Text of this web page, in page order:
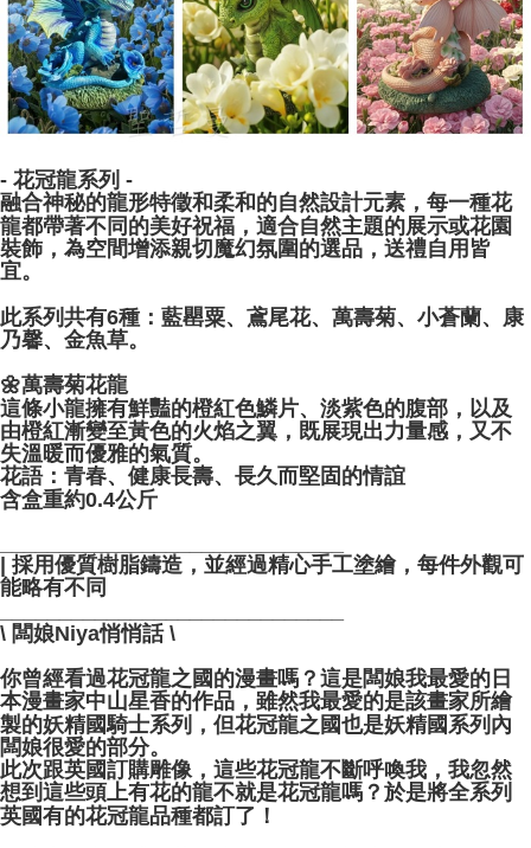
- 花冠龍系列 -
融合神秘的龍形特徵和柔和的自然設計元素，每一種花
龍都帶著不同的美好祝福，適合自然主題的展示或花園
裝飾，為空間增添親切魔幻氛圍的選品，送禮自用皆
宜。
此系列共有6種：藍罌粟、鳶尾花、萬壽菊、小蒼蘭、康
乃馨、金魚草。
🌼萬壽菊花龍
這條小龍擁有鮮豔的橙紅色鱗片、淡紫色的腹部，以及
由橙紅漸變至黃色的火焰之翼，既展現出力量感，又不
失溫暖而優雅的氣質。
花語：青春、健康長壽、長久而堅固的情誼
含盒重約0.4公斤
| 採用優質樹脂鑄造，並經過精心手工塗繪，每件外觀可
能略有不同
\ 闆娘Niya悄悄話 \
你曾經看過花冠龍之國的漫畫嗎？這是闆娘我最愛的日
本漫畫家中山星香的作品，雖然我最愛的是該畫家所繪
製的妖精國騎士系列，但花冠龍之國也是妖精國系列內
闆娘很愛的部分。
此次跟英國訂購雕像，這些花冠龍不斷呼喚我，我忽然
想到這些頭上有花的龍不就是花冠龍嗎？於是將全系列
英國有的花冠龍品種都訂了！